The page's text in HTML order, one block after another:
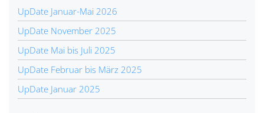
UpDate Januar-Mai 2026
UpDate November 2025
UpDate Mai bis Juli 2025
UpDate Februar bis März 2025
UpDate Januar 2025